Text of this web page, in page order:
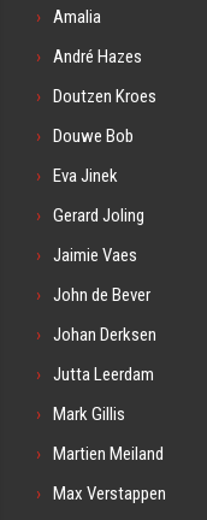
Amalia
André Hazes
Doutzen Kroes
Douwe Bob
Eva Jinek
Gerard Joling
Jaimie Vaes
John de Bever
Johan Derksen
Jutta Leerdam
Mark Gillis
Martien Meiland
Max Verstappen